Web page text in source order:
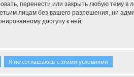
перенести или закрыть любую тему в
лицам без вашего разрешения, ни
доступу к ней.